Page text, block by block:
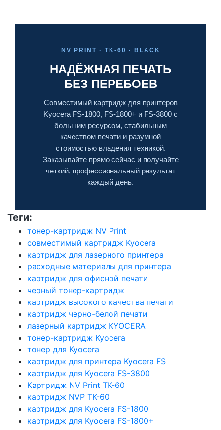
NV PRINT · TK-60 · BLACK
НАДЁЖНАЯ ПЕЧАТЬ
БЕЗ ПЕРЕБОЕВ
Совместимый картридж для принтеров
Kyocera FS-1800, FS-1800+ и FS-3800 с
большим ресурсом, стабильным
качеством печати и разумной
стоимостью владения техникой.
Заказывайте прямо сейчас и получайте
четкий, профессиональный результат
каждый день.
Теги:
тонер-картридж NV Print
совместимый картридж Kyocera
картридж для лазерного принтера
расходные материалы для принтера
картридж для офисной печати
черный тонер-картридж
картридж высокого качества печати
картридж черно-белой печати
лазерный картридж KYOCERA
тонер-картридж Kyocera
тонер для Kyocera
картридж для принтера Kyocera FS
картридж для Kyocera FS-3800
Картридж NV Print TK-60
картридж NVP TK-60
картридж для Kyocera FS-1800
картридж для Kyocera FS-1800+